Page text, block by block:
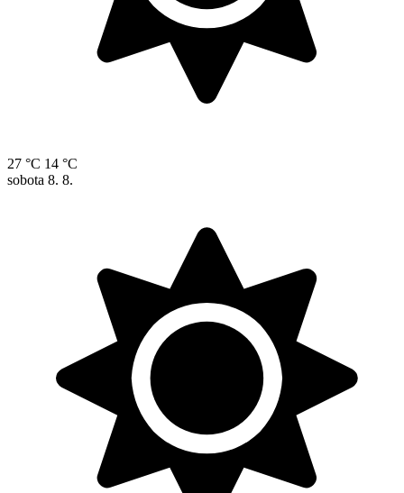
27 °C 14 °C
sobota 8. 8.